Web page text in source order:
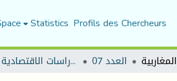
Statistics Profils des Chercheurs
مجلة الدراسات الاقتصادية المعاصرة العدد 07